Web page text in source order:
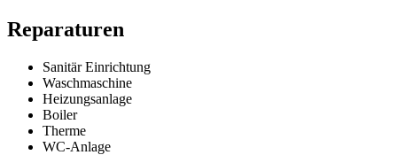
Reparaturen
Sanitär Einrichtung
Waschmaschine
Heizungsanlage
Boiler
Therme
WC-Anlage